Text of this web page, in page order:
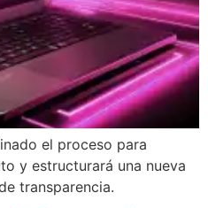
el proceso para
y estructurará una nueva
transparencia.